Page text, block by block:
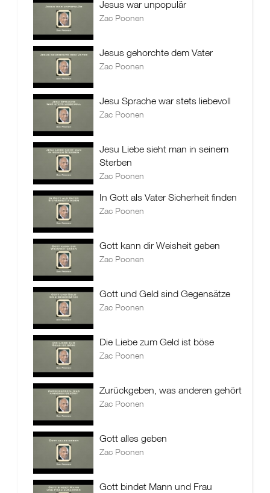
Jesus war unpopulär
Zac Poonen
Jesus gehorchte dem Vater
Zac Poonen
Jesu Sprache war stets liebevoll
Zac Poonen
Jesu Liebe sieht man in seinem
Sterben
Zac Poonen
In Gott als Vater Sicherheit finden
Zac Poonen
Gott kann dir Weisheit geben
Zac Poonen
Gott und Geld sind Gegensätze
Zac Poonen
Die Liebe zum Geld ist böse
Zac Poonen
Zurückgeben, was anderen gehört
Zac Poonen
Gott alles geben
Zac Poonen
Gott bindet Mann und Frau